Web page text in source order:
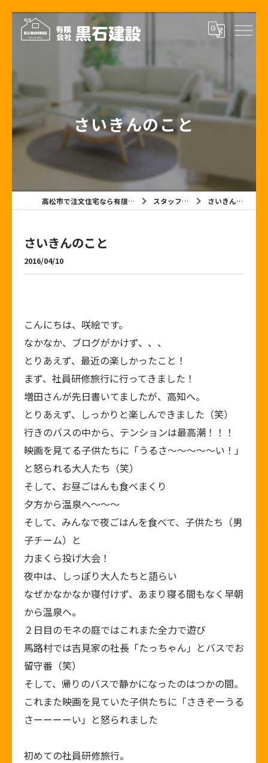
さいきんのこと
高松市で注文住宅なら有限会社黒石建設 スタッフブログ さいきんのこと
さいきんのこと
2016/04/10
こんにちは、咲絵です。
なかなか、ブログがかけず、、、
とりあえず、最近の楽しかったこと！
まず、社員研修旅行に行ってきました！
増田さんが先日書いてましたが、高知へ。
とりあえず、しっかりと楽しんできました（笑）
行きのバスの中から、テンションは最高潮！！！
映画を見てる子供たちに「うるさ～～～～～い！」
と怒られる大人たち（笑）
そして、お昼ごはんも食べまくり
夕方から温泉へ～～～
そして、みんなで夜ごはんを食べて、子供たち（男
子チーム）と
力まくら投げ大会！
夜中は、しっぽり大人たちと語らい
なぜかなかなか寝付けず、あまり寝る間もなく早朝
から温泉へ。
２日目のモネの庭ではこれまた全力で遊び
馬路村では吉見家の社長「たっちゃん」とバスでお
留守番（笑）
そして、帰りのバスで静かになったのはつかの間。
これまた映画を見ていた子供たちに「さきぞーうる
さーーーーい」と怒られました
初めての社員研修旅行。